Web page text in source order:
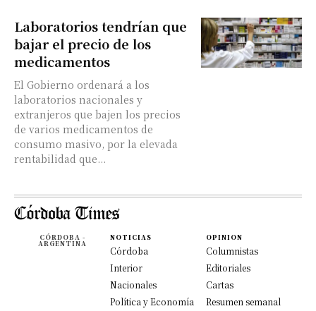
Laboratorios tendrían que
bajar el precio de los
medicamentos
El Gobierno ordenará a los
laboratorios nacionales y
extranjeros que bajen los precios
de varios medicamentos de
consumo masivo, por la elevada
rentabilidad que...
CÓRDOBA -
ARGENTINA
NOTICIAS
Córdoba
Interior
Nacionales
Política y Economía
OPINION
Columnistas
Editoriales
Cartas
Resumen semanal